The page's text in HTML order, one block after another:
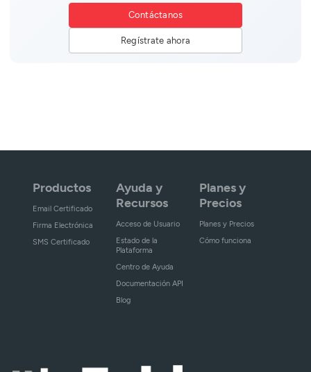
Contáctanos
Regístrate ahora
Productos
Email Certificado
Firma Electrónica
SMS Certificado
Ayuda y
Recursos
Acceso de Usuario
Estado de la
Plataforma
Centro de Ayuda
Documentación API
Blog
Planes y
Precios
Planes y Precios
Cómo funciona